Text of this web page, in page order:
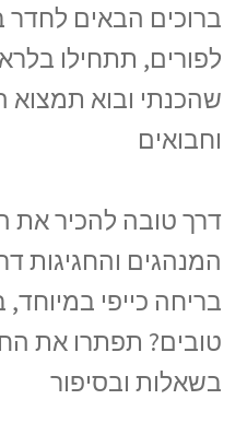
ברוכים הבאים לחדר
לפורים, תתחילו
שהכנתי ובוא תמצוא
וחבואים
דרך טובה להכיר את
המנהגים והחגיגות
בריחה כייפי
טובים? תפתרו את
בשאלות ובסיפור